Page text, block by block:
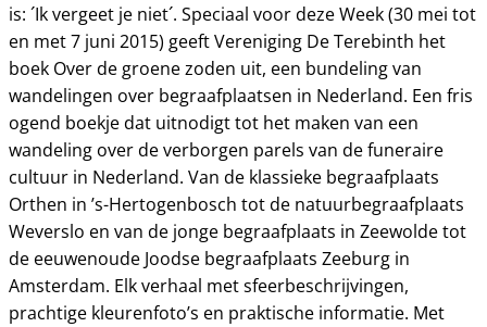
is: ´Ik vergeet je niet´. Speciaal voor deze Week (30 mei tot
en met 7 juni 2015) geeft Vereniging De Terebinth het
boek Over de groene zoden uit, een bundeling van
wandelingen over begraafplaatsen in Nederland. Een fris
ogend boekje dat uitnodigt tot het maken van een
wandeling over de verborgen parels van de funeraire
cultuur in Nederland. Van de klassieke begraafplaats
Orthen in ’s-Hertogenbosch tot de natuurbegraafplaats
Weverslo en van de jonge begraafplaats in Zeewolde tot
de eeuwenoude Joodse begraafplaats Zeeburg in
Amsterdam. Elk verhaal met sfeerbeschrijvingen,
prachtige kleurenfoto’s en praktische informatie. Met